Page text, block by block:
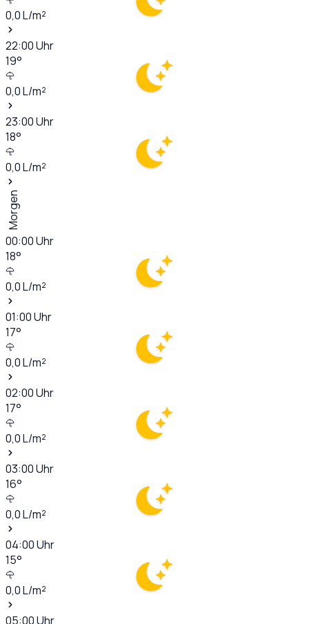
0,0L/m²
22:00Uhr
19°
0,0L/m²
23:00Uhr
18°
0,0L/m²
Morgen
00:00Uhr
18°
0,0L/m²
01:00Uhr
17°
0,0L/m²
02:00Uhr
17°
0,0L/m²
03:00Uhr
16°
0,0L/m²
04:00Uhr
15°
0,0L/m²
05:00Uhr